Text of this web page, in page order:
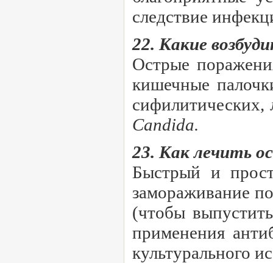
следствие
22. Какие
Острые
кишечные
сифилитических,
Candida.
23. Как лечить
Быстрый и
замораживание
(чтобы
применения
культурального